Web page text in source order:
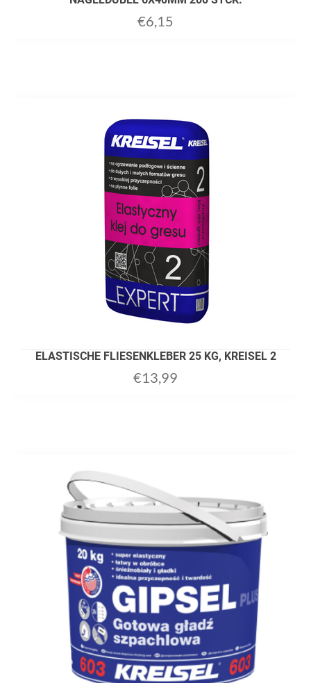
€6,15
ELASTISCHE FLIESENKLEBER 25 KG, KREISEL 2
€13,99